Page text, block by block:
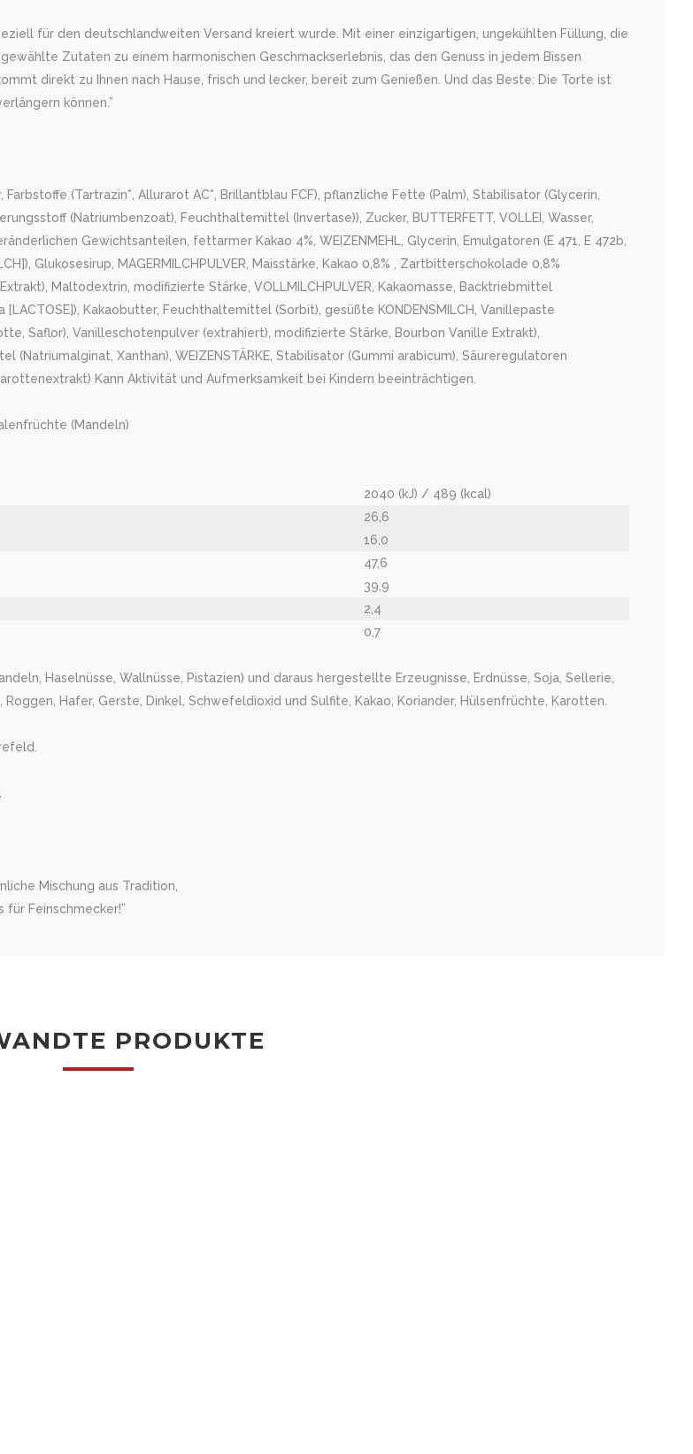
für den deutschlandweiten Versand kreiert wurde. Mit einer einzigartigen, ungekühlten Füllung, die
Zutaten zu einem harmonischen Geschmackserlebnis, das den Genuss in jedem Bissen
direkt zu Ihnen nach Hause, frisch und lecker, bereit zum Genießen. Und das Beste: Die Torte ist
können.”
Farbstoffe (Tartrazin*, Allurarot AC*, Brillantblau FCF), pflanzliche Fette (Palm), Stabilisator (Glycerin,
(Natriumbenzoat), Feuchthaltemittel (Invertase)), Zucker, BUTTERFETT, VOLLEI, Wasser,
Gewichtsanteilen, fettarmer Kakao 4%, WEIZENMEHL, Glycerin, Emulgatoren (E 471, E 472b,
Glukosesirup, MAGERMILCHPULVER, Maisstärke, Kakao 0,8% , Zartbitterschokolade 0,8%
Maltodextrin, modifizierte Stärke, VOLLMILCHPULVER, Kakaomasse, Backtriebmittel
Kakaobutter, Feuchthaltemittel (Sorbit), gesüßte KONDENSMILCH, Vanillepaste
Saflor), Vanilleschotenpulver (extrahiert), modifizierte Stärke, Bourbon Vanille Extrakt),
Xanthan), WEIZENSTÄRKE, Stabilisator (Gummi arabicum), Säureregulatoren
Kann Aktivität und Aufmerksamkeit bei Kindern beeinträchtigen.
(Mandeln)
2040 (kJ) / 489 (kcal)
26,6
16,0
47,6
39,9
2,4
0,7
Haselnüsse, Wallnüsse, Pistazien) und daraus hergestellte Erzeugnisse, Erdnüsse, Soja, Sellerie,
Hafer, Gerste, Dinkel, Schwefeldioxid und Sulfite, Kakao, Koriander, Hülsenfrüchte, Karotten.
.
Mischung aus Tradition,
für Feinschmecker!”
PRODUKTE